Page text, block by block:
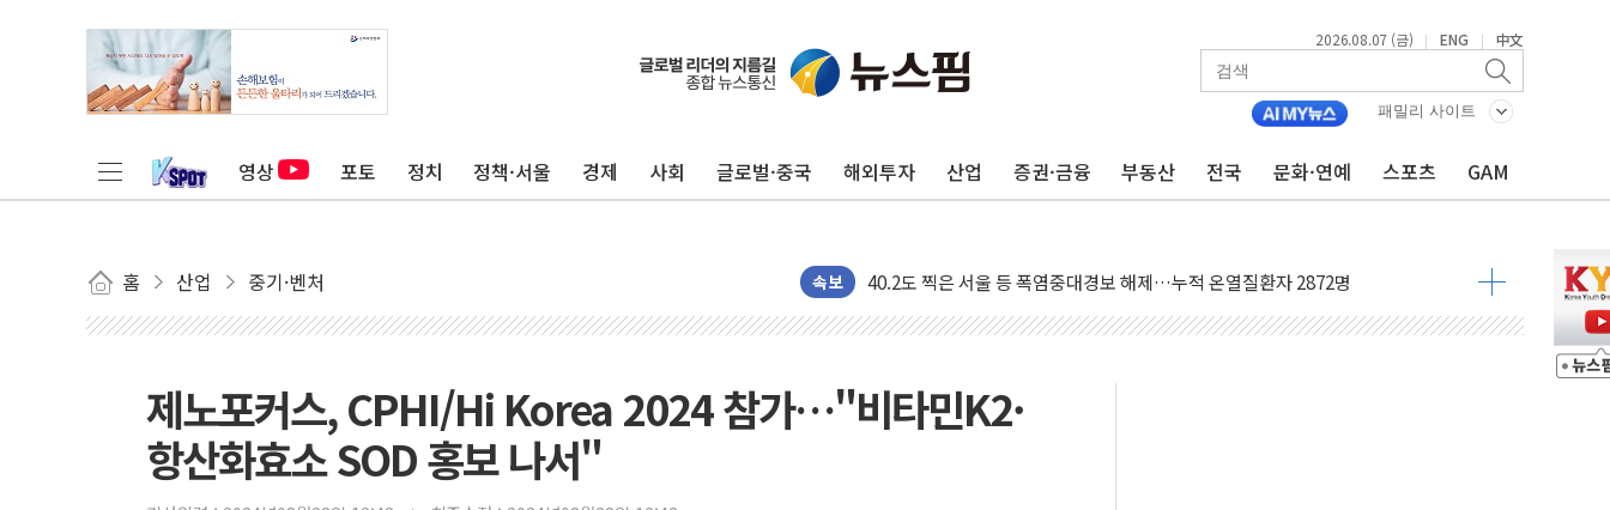
2026.08.07 (금) | ENG | 中文
패밀리 사이트
영상 포토 정치 정책·서울 경제 사회 글로벌·중국 해외투자 산업 증권·금융 부동산 전국 문화·연예 스포츠 GAM
홈 산업 중기·벤처 속보
후티 반군, 예멘 정부군과 사우디 동시 공격… 위기 고조되는 또 다른 중동 화약고
42.5도 역대급 폭염…동물들도 특별식으로 여름나기 [뉴스핌 줌인]
포스코홀딩스, 포스코인터·DX 지분 일부 매각
태국 학교서 중학생 총기 난사...최소 7명 사망
"文정부 악몽 재현 안돼"...李 부동산 세제안에 與 내부서 '총선·대선 직격탄' 우려
신세계사이먼 '대구 프리미엄 아울렛' 건립 '본궤도'
'변기 수리' 집주인에게 흉기 휘두른 30대 세입자…경찰, 현행범 체포
워트, 상반기 영업이익 30억원
제노포커스, CPHI/Hi Korea 2024 참가…"비타민K2·
항산화효소 SOD 홍보 나서"